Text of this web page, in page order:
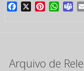
Facebook
X Pinterest
Arquivo de